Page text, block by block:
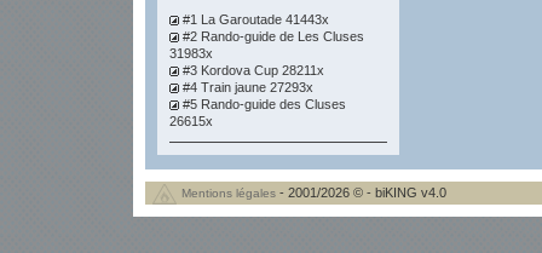
#1 La Garoutade 41443x
#2 Rando-guide de Les Cluses
31983x
#3 Kordova Cup 28211x
#4 Train jaune 27293x
#5 Rando-guide des Cluses
26615x
Mentions légales - 2001/2026 © - biKING v4.0